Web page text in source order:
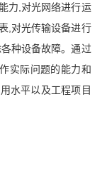
力,对光网络进行运
,对光传输设备进行
种设备故障。通过
实际问题的能力和
水平以及工程项目